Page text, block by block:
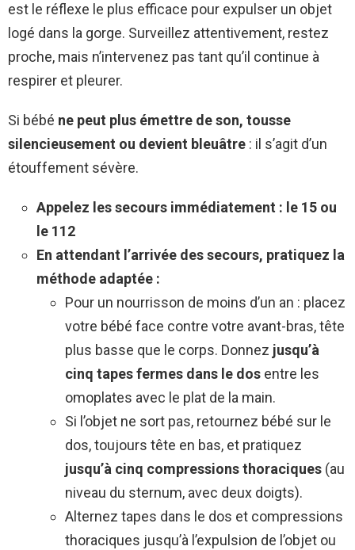
est le réflexe le plus efficace pour expulser un objet
logé dans la gorge. Surveillez attentivement, restez
proche, mais n’intervenez pas tant qu’il continue à
respirer et pleurer.
Si bébé ne peut plus émettre de son, tousse
silencieusement ou devient bleuâtre : il s’agit d’un
étouffement sévère.
Appelez les secours immédiatement : le 15 ou
le 112
En attendant l’arrivée des secours, pratiquez la
méthode adaptée :
Pour un nourrisson de moins d’un an : placez
votre bébé face contre votre avant-bras, tête
plus basse que le corps. Donnez jusqu’à
cinq tapes fermes dans le dos entre les
omoplates avec le plat de la main.
Si l’objet ne sort pas, retournez bébé sur le
dos, toujours tête en bas, et pratiquez
jusqu’à cinq compressions thoraciques (au
niveau du sternum, avec deux doigts).
Alternez tapes dans le dos et compressions
thoraciques jusqu’à l’expulsion de l’objet ou